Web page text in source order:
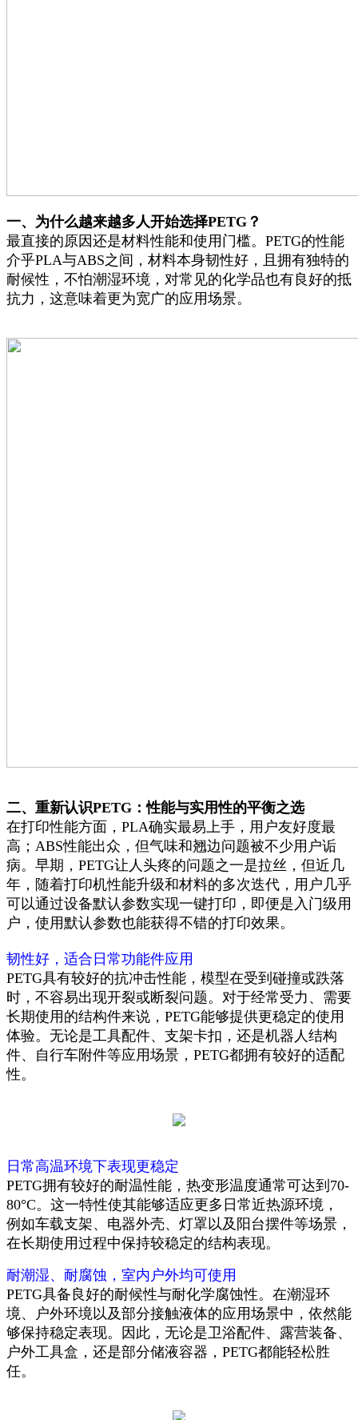
一、为什么越来越多人开始选择PETG？
最直接的原因还是材料性能和使用门槛。PETG的性能
介乎PLA与ABS之间，材料本身韧性好，且拥有独特的
耐候性，不怕潮湿环境，对常见的化学品也有良好的抵
抗力，这意味着更为宽广的应用场景。
二、重新认识PETG：性能与实用性的平衡之选
在打印性能方面，PLA确实最易上手，用户友好度最
高；ABS性能出众，但气味和翘边问题被不少用户诟
病。早期，PETG让人头疼的问题之一是拉丝，但近几
年，随着打印机性能升级和材料的多次迭代，用户几乎
可以通过设备默认参数实现一键打印，即便是入门级用
户，使用默认参数也能获得不错的打印效果。
韧性好，适合日常功能件应用
PETG具有较好的抗冲击性能，模型在受到碰撞或跌落
时，不容易出现开裂或断裂问题。对于经常受力、需要
长期使用的结构件来说，PETG能够提供更稳定的使用
体验。无论是工具配件、支架卡扣，还是机器人结构
件、自行车附件等应用场景，PETG都拥有较好的适配
性。
日常高温环境下表现更稳定
PETG拥有较好的耐温性能，热变形温度通常可达到70-
80°C。这一特性使其能够适应更多日常近热源环境，
例如车载支架、电器外壳、灯罩以及阳台摆件等场景，
在长期使用过程中保持较稳定的结构表现。
耐潮湿、耐腐蚀，室内户外均可使用
PETG具备良好的耐候性与耐化学腐蚀性。在潮湿环
境、户外环境以及部分接触液体的应用场景中，依然能
够保持稳定表现。因此，无论是卫浴配件、露营装备、
户外工具盒，还是部分储液容器，PETG都能轻松胜
任。